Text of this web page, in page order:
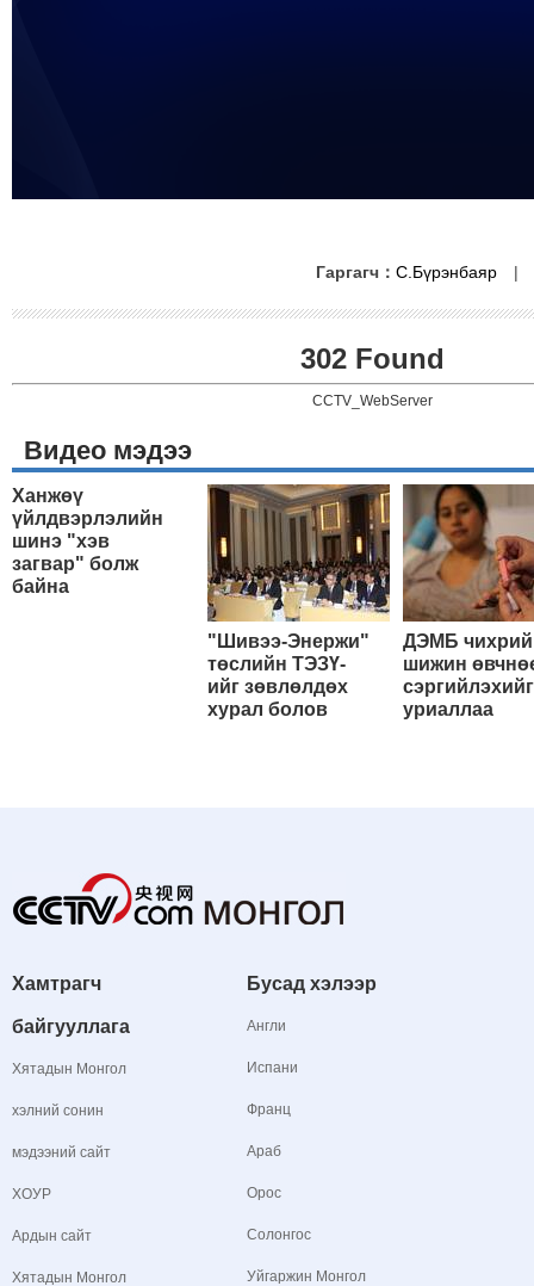
Гаргагч： С.Бүрэнбаяр |
302 Found
CCTV_WebServer
Видео мэдээ
Ханжөү
үйлдвэрлэлийн
шинэ "хэв
загвар" болж
байна
"Шивээ-Энержи"
төслийн ТЭЗҮ-
ийг зөвлөлдөх
хурал болов
ДЭМБ
шижин
сэргийлэхийг
уриаллаа
Хамтрагч
байгууллага
Хятадын Монгол
хэлний сонин
мэдээний сайт
ХОУР
Ардын сайт
Хятадын Монгол
Бусад хэлээр
Англи
Испани
Франц
Араб
Орос
Солонгос
Уйгаржин Монгол